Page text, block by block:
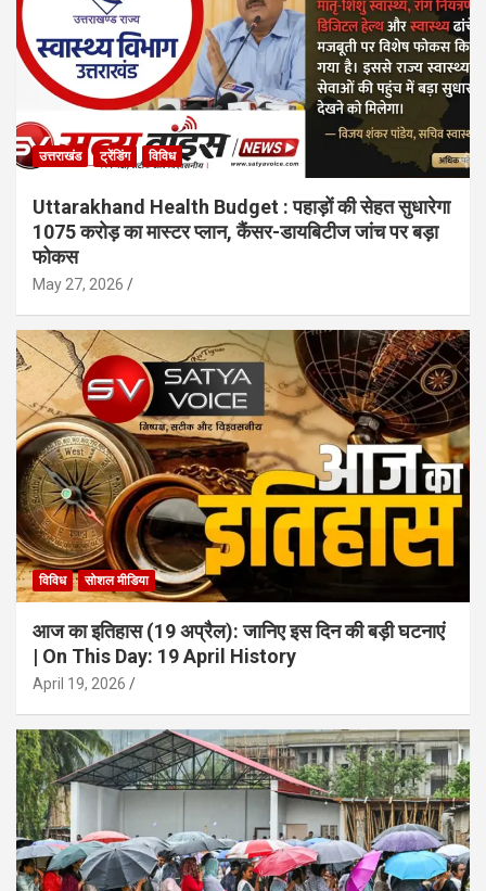
उत्तराखंड ट्रेंडिंग विविध
Uttarakhand Health Budget : पहाड़ों की सेहत सुधारेगा
1075 करोड़ का मास्टर प्लान, कैंसर-डायबिटीज जांच पर बड़ा
फोकस
May 27, 2026
विविध सोशल मीडिया
आज का इतिहास (19 अप्रैल): जानिए इस दिन की बड़ी घटनाएं
| On This Day: 19 April History
April 19, 2026